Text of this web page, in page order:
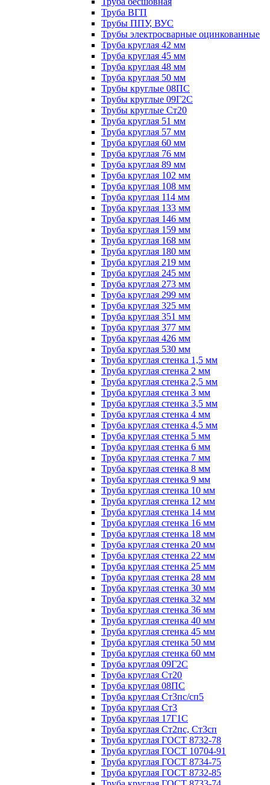
Труба ВГП
Трубы ППУ, ВУС
Трубы электросварные оцинкованные
Труба круглая 42 мм
Труба круглая 45 мм
Труба круглая 48 мм
Труба круглая 50 мм
Трубы круглые 08ПС
Трубы круглые 09Г2С
Трубы круглые Ст20
Труба круглая 51 мм
Труба круглая 57 мм
Труба круглая 60 мм
Труба круглая 76 мм
Труба круглая 89 мм
Труба круглая 102 мм
Труба круглая 108 мм
Труба круглая 114 мм
Труба круглая 133 мм
Труба круглая 146 мм
Труба круглая 159 мм
Труба круглая 168 мм
Труба круглая 180 мм
Труба круглая 219 мм
Труба круглая 245 мм
Труба круглая 273 мм
Труба круглая 299 мм
Труба круглая 325 мм
Труба круглая 351 мм
Труба круглая 377 мм
Труба круглая 426 мм
Труба круглая 530 мм
Труба круглая стенка 1,5 мм
Труба круглая стенка 2 мм
Труба круглая стенка 2,5 мм
Труба круглая стенка 3 мм
Труба круглая стенка 3,5 мм
Труба круглая стенка 4 мм
Труба круглая стенка 4,5 мм
Труба круглая стенка 5 мм
Труба круглая стенка 6 мм
Труба круглая стенка 7 мм
Труба круглая стенка 8 мм
Труба круглая стенка 9 мм
Труба круглая стенка 10 мм
Труба круглая стенка 12 мм
Труба круглая стенка 14 мм
Труба круглая стенка 16 мм
Труба круглая стенка 18 мм
Труба круглая стенка 20 мм
Труба круглая стенка 22 мм
Труба круглая стенка 25 мм
Труба круглая стенка 28 мм
Труба круглая стенка 30 мм
Труба круглая стенка 32 мм
Труба круглая стенка 36 мм
Труба круглая стенка 40 мм
Труба круглая стенка 45 мм
Труба круглая стенка 50 мм
Труба круглая стенка 60 мм
Труба круглая 09Г2С
Труба круглая Ст20
Труба круглая 08ПС
Труба круглая Ст3пс/сп5
Труба круглая Ст3
Труба круглая 17Г1С
Труба круглая Ст2пс, Ст3сп
Труба круглая ГОСТ 8732-78
Труба круглая ГОСТ 10704-91
Труба круглая ГОСТ 8734-75
Труба круглая ГОСТ 8732-85